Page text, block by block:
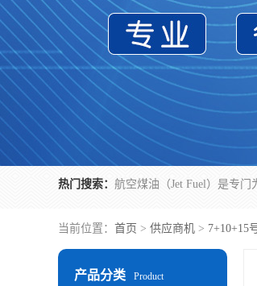
热门搜索：
当前位置： 首页 > 供应商机 > 7+10+15
产品分类 Product